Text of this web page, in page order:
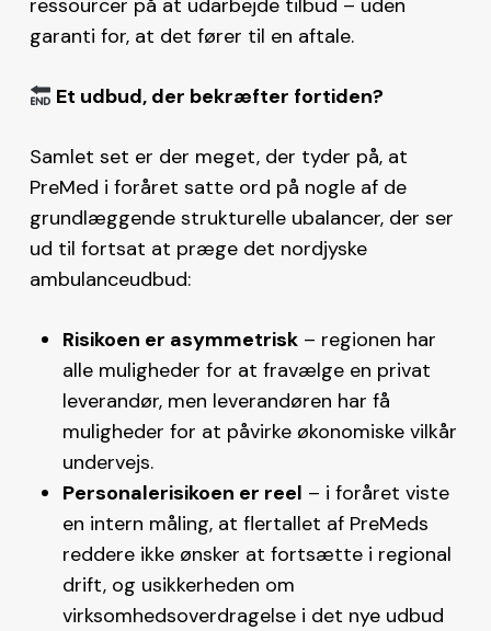
garanti for, at det fører til en aftale.
Et udbud, der bekræfter fortiden?
Samlet set er der meget, der tyder på, at
PreMed i foråret satte ord på nogle af de
grundlæggende strukturelle ubalancer, der ser
ud til fortsat at præge det nordjyske
ambulanceudbud:
Risikoen er asymmetrisk– regionen har
alle muligheder for at fravælge en privat
leverandør, men leverandøren har få
muligheder for at påvirke økonomiske vilkår
undervejs.
Personalerisikoen er reel – i foråret viste
en intern måling, at flertallet af PreMeds
reddere ikke ønsker at fortsætte i regional
drift, og usikkerheden om
virksomhedsoverdragelse i det nye udbud